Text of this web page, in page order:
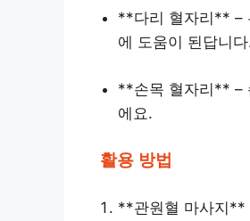
**다리 혈자리** –
에 도움이 된답니
**손목 혈자리** –
에요.
활용 방법
**관원혈 마사지**